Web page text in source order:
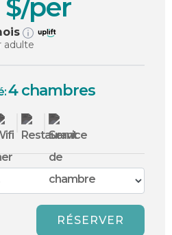
$/per
adulte
4 chambres
RÉSERVER